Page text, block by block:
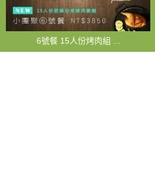
6號餐 15人份烤肉組 ...